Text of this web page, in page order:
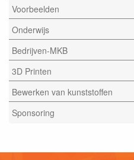
Voorbeelden
Onderwijs
Bedrijven-MKB
3D Printen
Bewerken van kunststoffen
Sponsoring